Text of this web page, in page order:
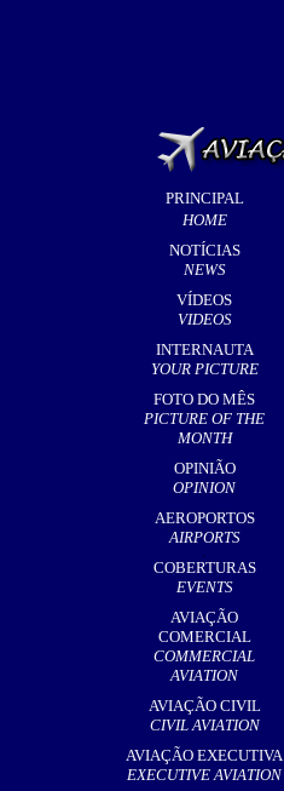
PRINCIPAL
HOME
NOTÍCIAS
NEWS
VÍDEOS
VIDEOS
INTERNAUTA
YOUR PICTURE
FOTO DO MÊS
PICTURE OF THE
MONTH
OPINIÃO
OPINION
AEROPORTOS
AIRPORTS
,
COBERTURAS
EVENTS
AVIAÇÃO
COMERCIAL
COMMERCIAL
AVIATION
AVIAÇÃO CIVIL
CIVIL AVIATION
AVIAÇÃO EXECUTIVA
EXECUTIVE AVIATION